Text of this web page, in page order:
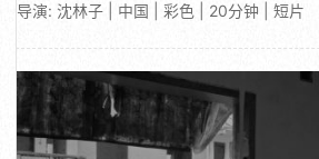
导演: 沈林子 | 中国 | 彩色 | 20分钟 | 短片